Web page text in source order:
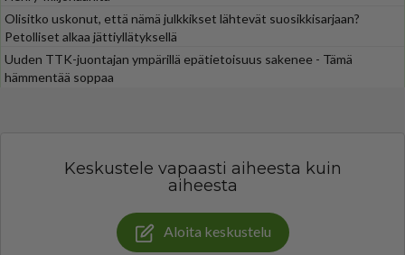
Olisitko uskonut, että nämä julkkikset lähtevät suosikkisarjaan?
Petolliset alkaa jättiyllätyksellä
Uuden TTK-juontajan ympärillä epätietoisuus sakenee - Tämä
hämmentää soppaa
Keskustele vapaasti aiheesta kuin
aiheesta
Aloita keskustelu